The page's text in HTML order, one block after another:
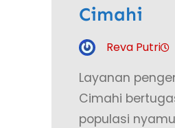
Cimahi
Reva Putri
Layanan
Cimahi
populasi